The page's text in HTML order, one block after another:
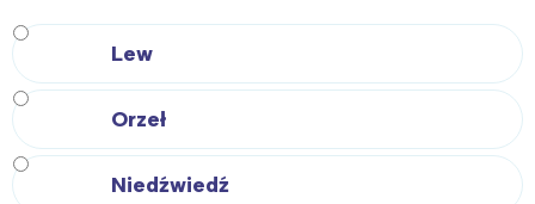
Lew
Orzeł
Niedźwiedź